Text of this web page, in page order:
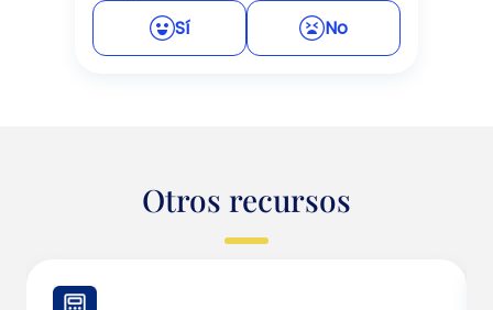
Sí
No
Otros recursos